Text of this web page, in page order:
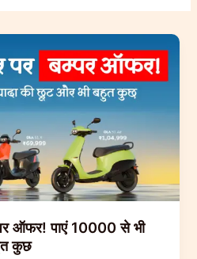
ऑफर! पाएं 10000 से भी
कुछ